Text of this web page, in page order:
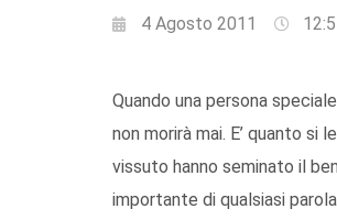
4 Agosto 2011
Quando una persona
non morirà mai. E’ quanto si
vissuto hanno seminato il
importante di qualsiasi